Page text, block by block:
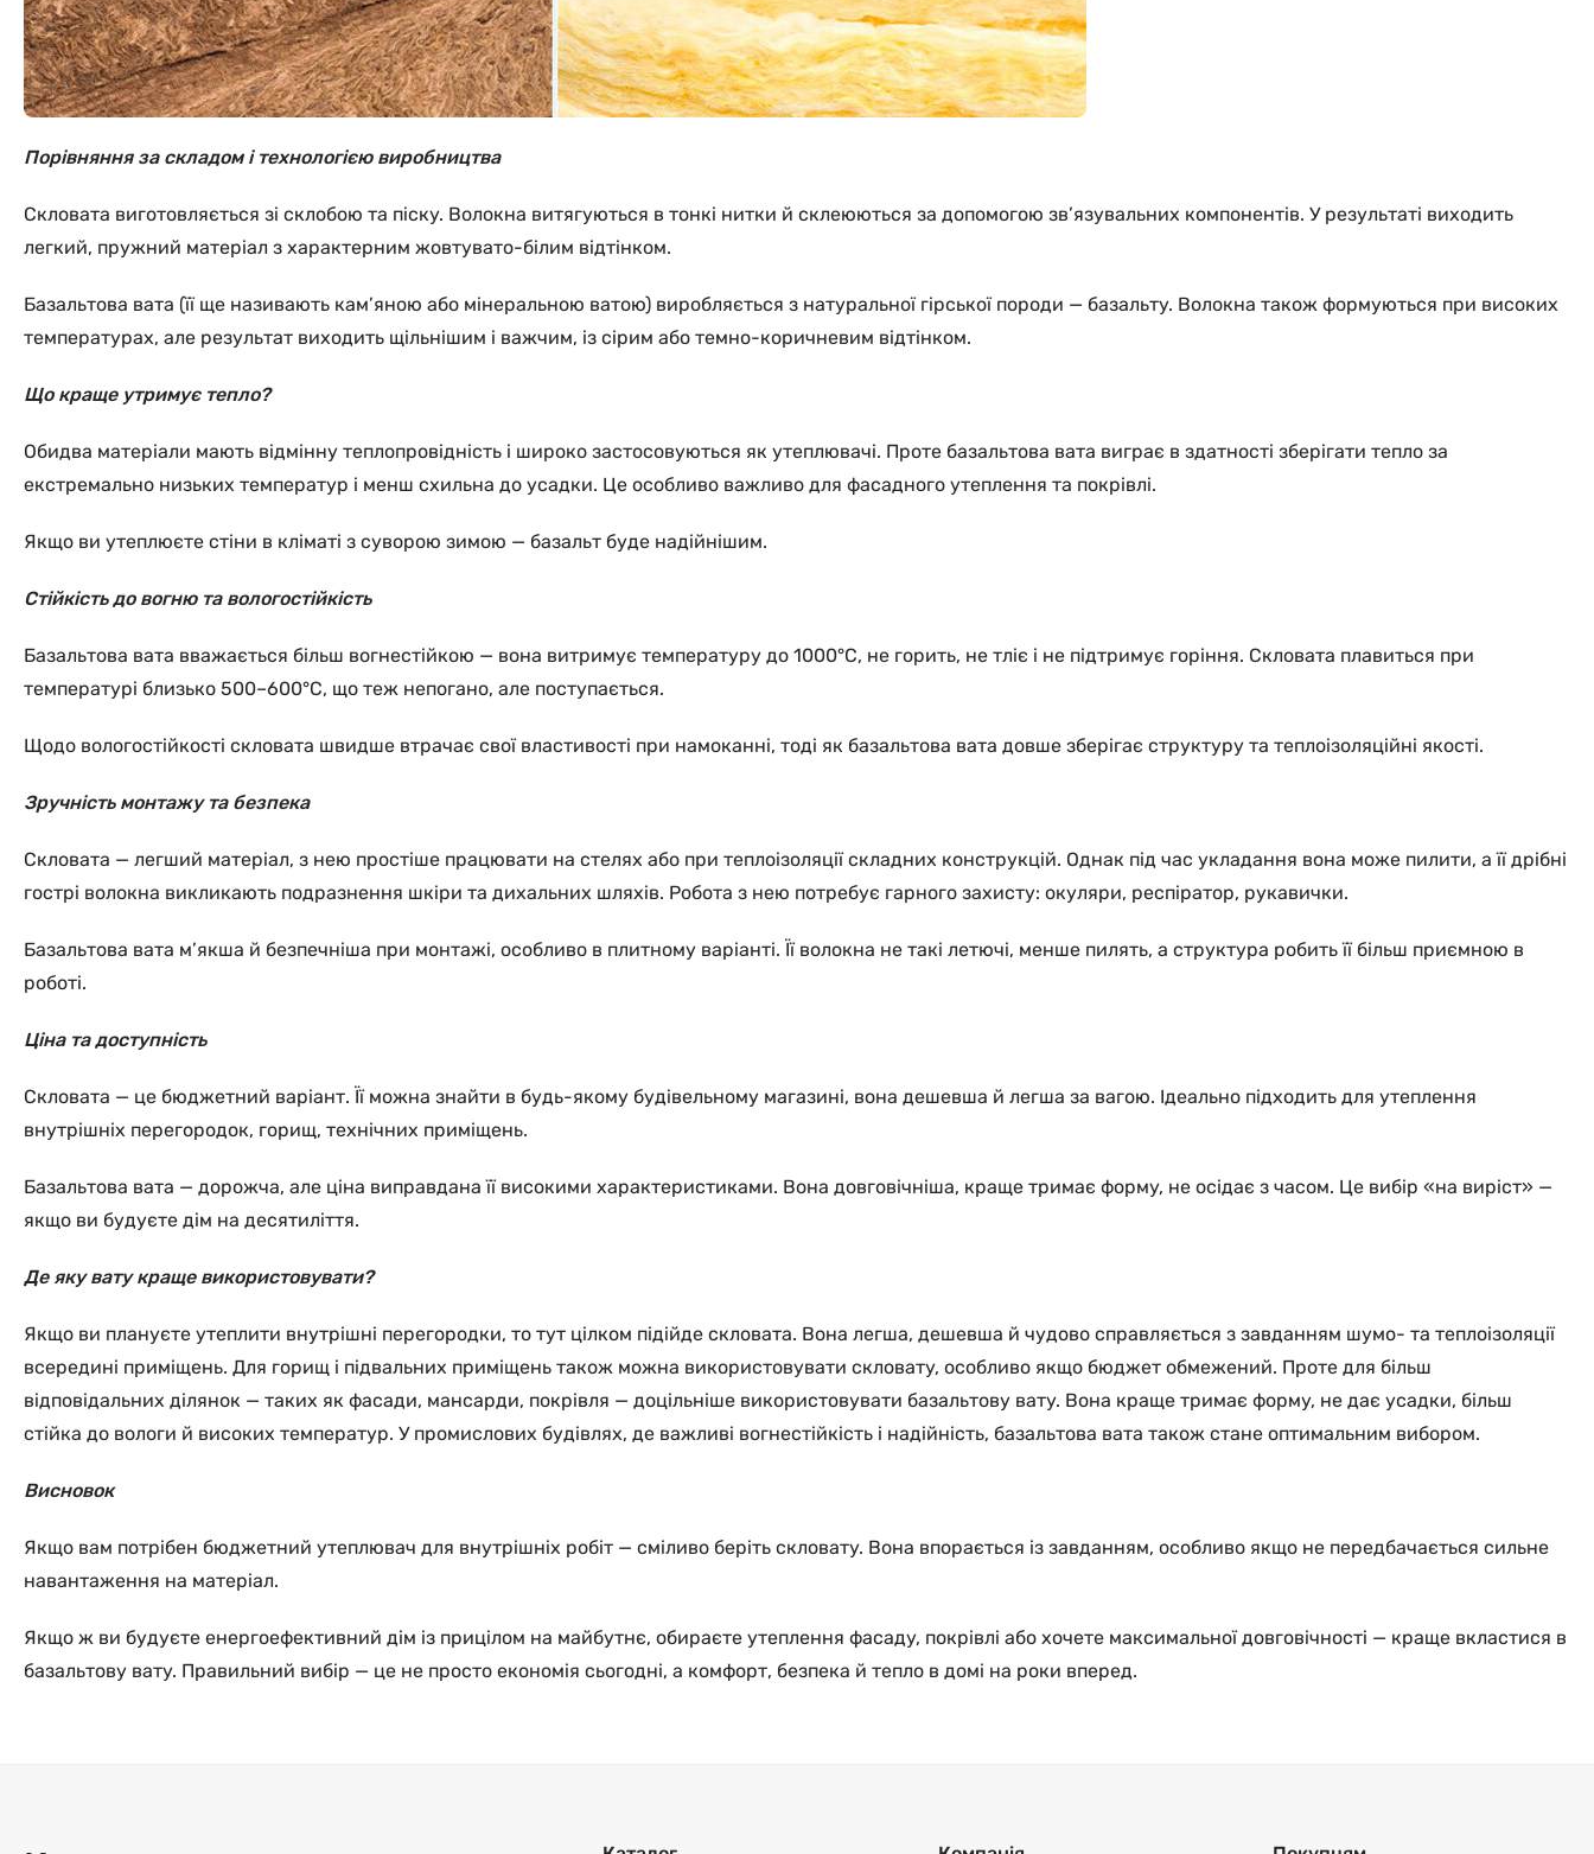
Порівняння за складом і технологією виробництва
Скловата виготовляється зі склобою та піску. Волокна витягуються в тонкі нитки й склеюються за допомогою зв’язувальних компонентів. У результаті виходить
легкий, пружний матеріал з характерним жовтувато-білим відтінком.
Базальтова вата (її ще називають кам’яною або мінеральною ватою) виробляється з натуральної гірської породи — базальту. Волокна також формуються при високих
температурах, але результат виходить щільнішим і важчим, із сірим або темно-коричневим відтінком.
Що краще утримує тепло?
Обидва матеріали мають відмінну теплопровідність і широко застосовуються як утеплювачі. Проте базальтова вата виграє в здатності зберігати тепло за
екстремально низьких температур і менш схильна до усадки. Це особливо важливо для фасадного утеплення та покрівлі.
Якщо ви утеплюєте стіни в кліматі з суворою зимою — базальт буде надійнішим.
Стійкість до вогню та вологостійкість
Базальтова вата вважається більш вогнестійкою — вона витримує температуру до 1000°C, не горить, не тліє і не підтримує горіння. Скловата плавиться при
температурі близько 500–600°C, що теж непогано, але поступається.
Щодо вологостійкості скловата швидше втрачає свої властивості при намоканні, тоді як базальтова вата довше зберігає структуру та теплоізоляційні якості.
Зручність монтажу та безпека
Скловата — легший матеріал, з нею простіше працювати на стелях або при теплоізоляції складних конструкцій. Однак під час укладання вона може пилити, а її дрібні
гострі волокна викликають подразнення шкіри та дихальних шляхів. Робота з нею потребує гарного захисту: окуляри, респіратор, рукавички.
Базальтова вата м’якша й безпечніша при монтажі, особливо в плитному варіанті. Її волокна не такі летючі, менше пилять, а структура робить її більш приємною в
роботі.
Ціна та доступність
Скловата — це бюджетний варіант. Її можна знайти в будь-якому будівельному магазині, вона дешевша й легша за вагою. Ідеально підходить для утеплення
внутрішніх перегородок, горищ, технічних приміщень.
Базальтова вата — дорожча, але ціна виправдана її високими характеристиками. Вона довговічніша, краще тримає форму, не осідає з часом. Це вибір «на виріст» —
якщо ви будуєте дім на десятиліття.
Де яку вату краще використовувати?
Якщо ви плануєте утеплити внутрішні перегородки, то тут цілком підійде скловата. Вона легша, дешевша й чудово справляється з завданням шумо- та теплоізоляції
всередині приміщень. Для горищ і підвальних приміщень також можна використовувати скловату, особливо якщо бюджет обмежений. Проте для більш
відповідальних ділянок — таких як фасади, мансарди, покрівля — доцільніше використовувати базальтову вату. Вона краще тримає форму, не дає усадки, більш
стійка до вологи й високих температур. У промислових будівлях, де важливі вогнестійкість і надійність, базальтова вата також стане оптимальним вибором.
Висновок
Якщо вам потрібен бюджетний утеплювач для внутрішніх робіт — сміливо беріть скловату. Вона впорається із завданням, особливо якщо не передбачається сильне
навантаження на матеріал.
Якщо ж ви будуєте енергоефективний дім із прицілом на майбутнє, обираєте утеплення фасаду, покрівлі або хочете максимальної довговічності — краще вкластися в
базальтову вату. Правильний вибір — це не просто економія сьогодні, а комфорт, безпека й тепло в домі на роки вперед.